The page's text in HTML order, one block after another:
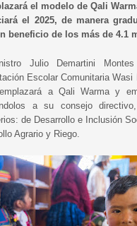
el modelo de Qali
el 2025, de manera
beneficio de los más de 4.1
Julio Demartini
Escolar Comunitaria
a Qali Warma y
a su consejo
de Desarrollo e Inclusión
Agrario y Riego.